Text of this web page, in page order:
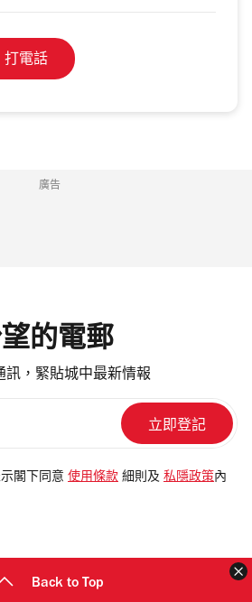
打電話
廣告
的電郵
訊，緊貼城中最新情報
閣下同意 使用條款 細則及 私隱政策 內
Back to Top